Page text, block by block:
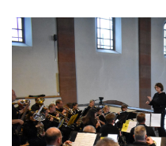
Kontakt